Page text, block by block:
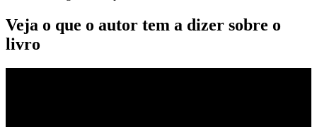
Veja o que o autor tem a dizer sobre o
livro